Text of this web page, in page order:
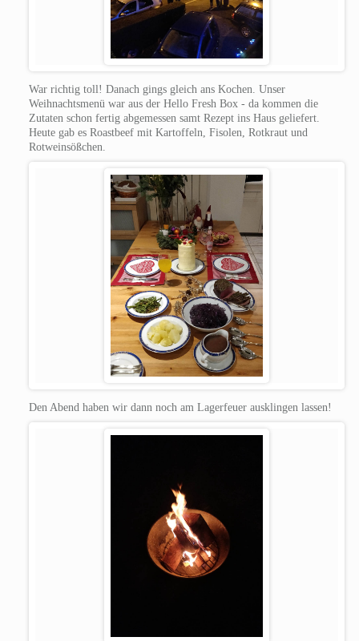
War richtig toll! Danach gings gleich ans Kochen. Unser
Weihnachtsmenü war aus der Hello Fresh Box - da kommen die
Zutaten schon fertig abgemessen samt Rezept ins Haus geliefert.
Heute gab es Roastbeef mit Kartoffeln, Fisolen, Rotkraut und
Rotweinsößchen.
Den Abend haben wir dann noch am Lagerfeuer ausklingen lassen!